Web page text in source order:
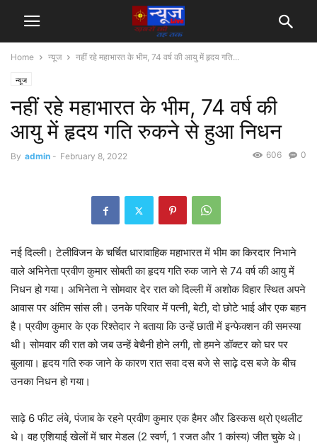
Home न्यूज नहीं रहे महाभारत के भीम, 74 वर्ष की आयु में हृदय गति...
न्यूज
नहीं रहे महाभारत के भीम, 74 वर्ष की
आयु में हृदय गति रुकने से हुआ निधन
By admin - February 8, 2022 0
606
नई दिल्ली। टेलीविजन के चर्चित धारावाहिक महाभारत में भीम का किरदार निभाने
वाले अभिनेता प्रवीण कुमार सोबती का हृदय गति रुक जाने से 74 वर्ष की आयु में
निधन हो गया। अभिनेता ने सोमवार देर रात को दिल्ली में अशोक विहार स्थित अपने
आवास पर अंतिम सांस ली। उनके परिवार में पत्नी, बेटी, दो छोटे भाई और एक बहन
है। प्रवीण कुमार के एक रिश्तेदार ने बताया कि उन्हें छाती में इन्फेक्शन की समस्या
थी। सोमवार की रात को जब उन्हें बेचैनी होने लगी, तो हमने डॉक्टर को घर पर
बुलाया। हृदय गति रुक जाने के कारण रात सवा दस बजे से साढ़े दस बजे के बीच
उनका निधन हो गया।
साढ़े 6 फीट लंबे, पंजाब के रहने प्रवीण कुमार एक हैमर और डिस्कस थ्रो एथलीट
थे। वह एशियाई खेलों में चार मेडल (2 स्वर्ण, 1 रजत और 1 कांस्य) जीत चुके थे।